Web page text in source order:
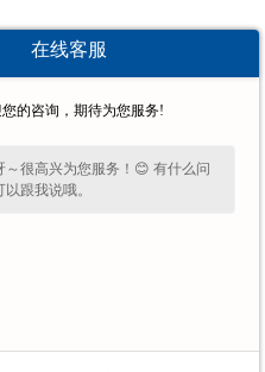
及时将上面的杂物清理
误正常的使用。
用时间的三点介绍了，
以留心，这样其效率才
的结构优势有哪些？
在线客服
的咨询，期待为您服务!
～很高兴为您服务！😊 有什么问
以跟我说哦。